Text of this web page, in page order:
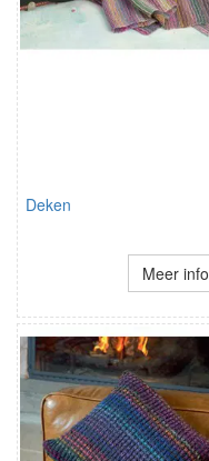
Deken
Meer info